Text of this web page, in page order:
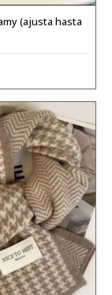
(ajusta hasta